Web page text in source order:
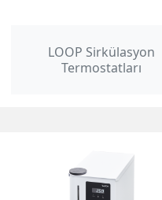
LOOP Sirkülasyon
Termostatları